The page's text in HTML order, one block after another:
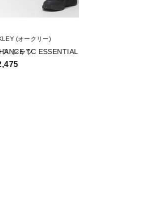
ス シャツ
(オークリー)
TC ESSENTIAL SHORTS 5.0